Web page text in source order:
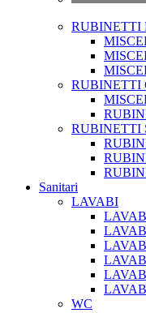
RUBINETTI
RUBINETTI
RUBINETTI
Sanitari
LAVABI
WC